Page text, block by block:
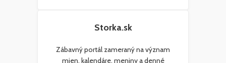
Storka.sk
Zábavný portál zameraný na význam
mien, kalendáre, meniny a denné